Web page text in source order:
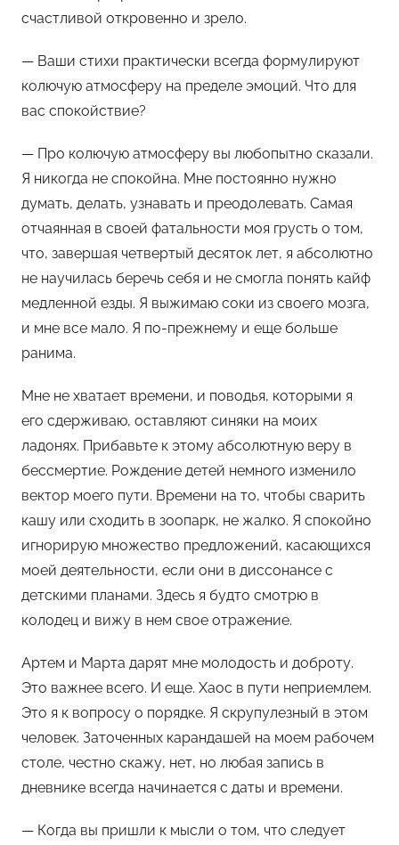
счастливой откровенно и зрело.
— Ваши стихи практически всегда формулируют
колючую атмосферу на пределе эмоций. Что для
вас спокойствие?
— Про колючую атмосферу вы любопытно сказали.
Я никогда не спокойна. Мне постоянно нужно
думать, делать, узнавать и преодолевать. Самая
отчаянная в своей фатальности моя грусть о том,
что, завершая четвертый десяток лет, я абсолютно
не научилась беречь себя и не смогла понять кайф
медленной езды. Я выжимаю соки из своего мозга,
и мне все мало. Я по-прежнему и еще больше
ранима.
Мне не хватает времени, и поводья, которыми я
его сдерживаю, оставляют синяки на моих
ладонях. Прибавьте к этому абсолютную веру в
бессмертие. Рождение детей немного изменило
вектор моего пути. Времени на то, чтобы сварить
кашу или сходить в зоопарк, не жалко. Я спокойно
игнорирую множество предложений, касающихся
моей деятельности, если они в диссонансе с
детскими планами. Здесь я будто смотрю в
колодец и вижу в нем свое отражение.
Артем и Марта дарят мне молодость и доброту.
Это важнее всего. И еще. Хаос в пути неприемлем.
Это я к вопросу о порядке. Я скрупулезный в этом
человек. Заточенных карандашей на моем рабочем
столе, честно скажу, нет, но любая запись в
дневнике всегда начинается с даты и времени.
— Когда вы пришли к мысли о том, что следует